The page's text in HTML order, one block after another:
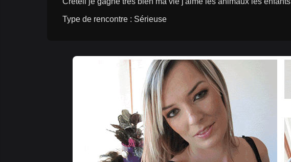
Type de rencontre : Sérieuse